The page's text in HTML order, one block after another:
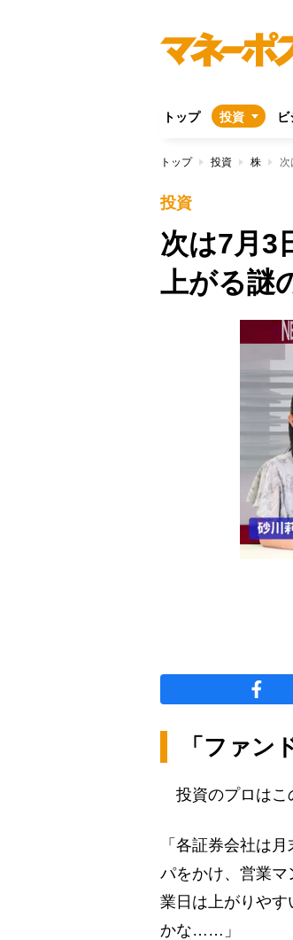
トップ 投資 ビ
トップ 投資 株
投資
次は7月3
上がる謎
「ファン
投資のプロはこ
「各証券会社は
パをかけ、営業マ
業日は上がりやす
かな……」